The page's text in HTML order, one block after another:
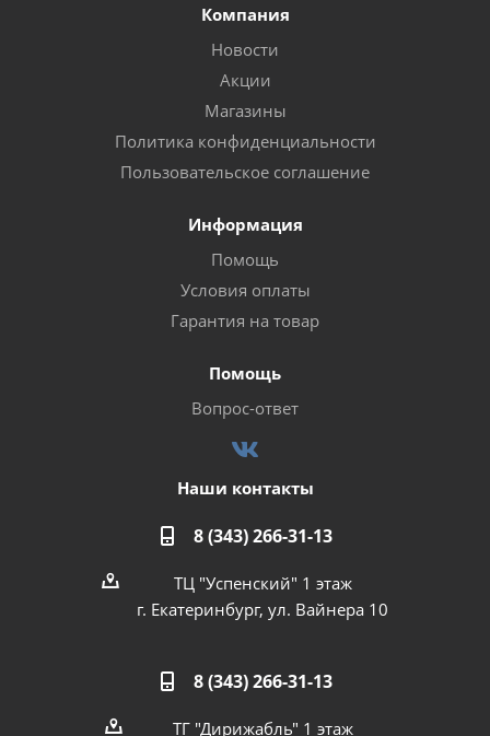
Компания
Новости
Акции
Магазины
Политика конфиденциальности
Пользовательское соглашение
Информация
Помощь
Условия оплаты
Гарантия на товар
Помощь
Вопрос-ответ
Наши контакты
8 (343) 266-31-13
ТЦ "Успенский" 1 этаж
г. Екатеринбург, ул. Вайнера 10
8 (343) 266-31-13
ТГ "Дирижабль" 1 этаж